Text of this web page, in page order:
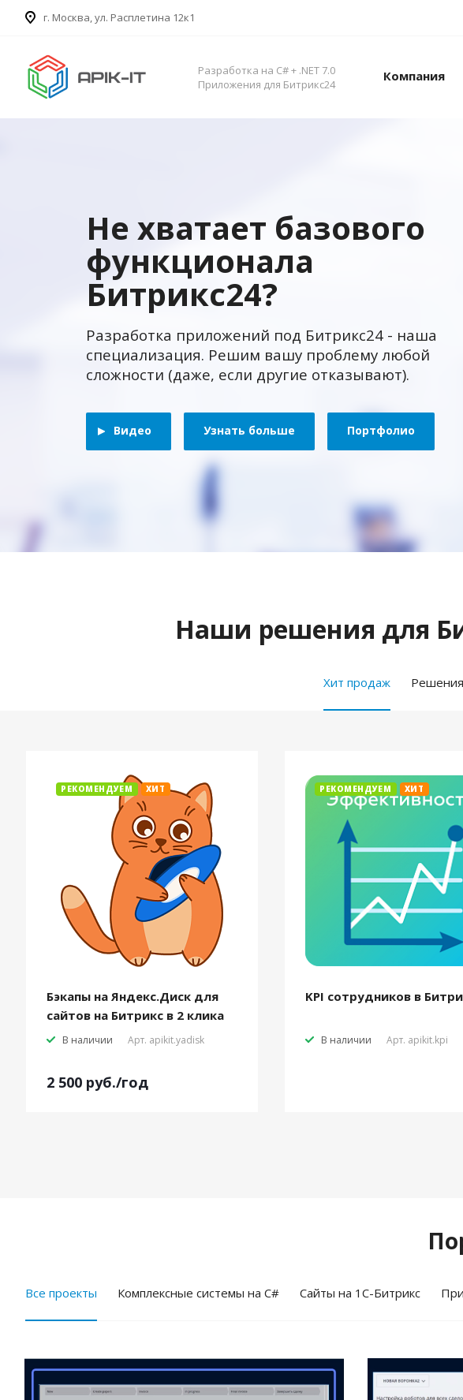
​г. Москва, ул. Расплетина 12к1
Разработка на C# + .NET 7.0
Приложения для Битрикс24
Компания
Не хватает базового
функционала
Битрикс24?
Разработка приложений под Битрикс24 - наша
специализация. Решим вашу проблему любой
сложности (даже, если другие отказывают).
Видео Узнать больше Портфолио
Наши решения для
Хит продаж
РЕКОМЕНДУЕМ ХИТ
Бэкапы на Яндекс.Диск для
сайтов на Битрикс в 2 клика
В наличии Арт. apikit.yadisk
2 500 руб./год
РЕКОМЕНДУЕМ ХИТ
KPI сотрудников в
В наличии Арт. apikit.kpi
Все проекты Комплексные системы на C# Cайты на 1С-Битрикс